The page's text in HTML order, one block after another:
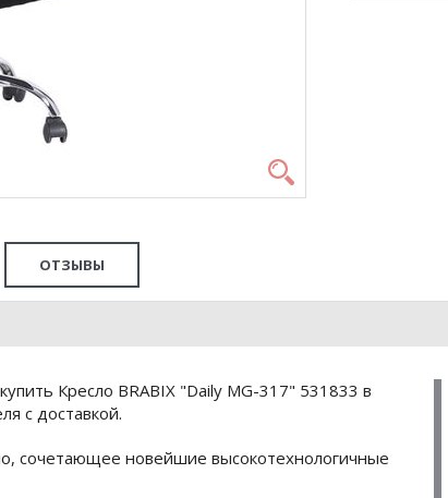
ОТЗЫВЫ
Кресло BRABIX "Daily MG-317" 531833 в
с доставкой.
сочетающее новейшие высокотехнологичные